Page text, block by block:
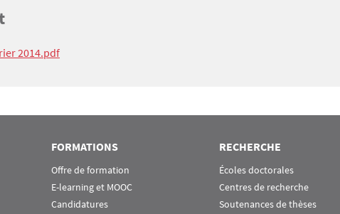
2014.pdf
FORMATIONS
Offre de formation
E-learning et MOOC
Candidatures
RECHERCHE
Écoles doctorales
Centres de recherche
Soutenances de thèses